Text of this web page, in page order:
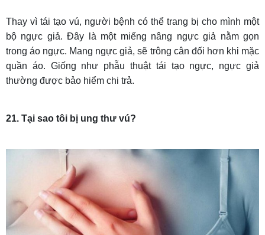
Thay vì tái tạo vú, người bệnh có thể trang bị cho mình một
bộ ngực giả. Đây là một miếng nâng ngực giả nằm gọn
trong áo ngực. Mang ngực giả, sẽ trông cân đối hơn khi mặc
quần áo. Giống như phẫu thuật tái tạo ngực, ngực giả
thường được bảo hiểm chi trả.
21. Tại sao tôi bị ung thư vú?